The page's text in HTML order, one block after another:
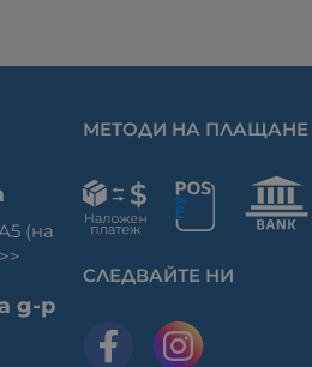
(на
>>
д-р
МЕТОДИ НА ПЛАЩАНЕ
СЛЕДВАЙТЕ НИ